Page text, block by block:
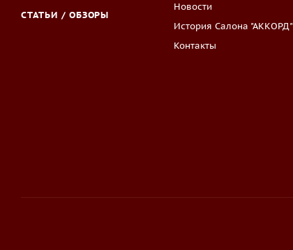
СТАТЬИ / ОБЗОРЫ
Новости
История Салона "АККОРД"
Контакты